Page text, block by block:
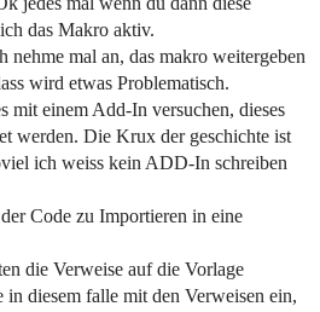
das Makro aktiv.
mal an, das makro weitergeben
wird etwas Problematisch.
mit einem Add-In versuchen, dieses
werden. Die Krux der geschichte ist
ich weiss kein ADD-In schreiben
Code zu Importieren in eine
die Verweise auf die Vorlage
in diesem falle mit den Verweisen ein,